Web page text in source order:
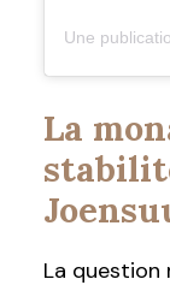
La
La question